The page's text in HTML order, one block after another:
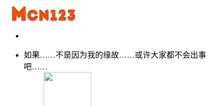
如果……不是因为我的缘故……或许大家都不会出事
吧……